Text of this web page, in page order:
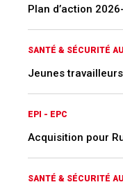
Plan d’action
SANTÉ & SÉCURITÉ
Jeunes
EPI - EPC
Acquisition pour
SANTÉ & SÉCURITÉ